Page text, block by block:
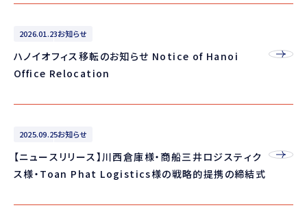
2026.01.23お知らせ
ハノイオフィス移転のお知らせ Notice of Hanoi
Office Relocation
2025.09.25お知らせ
【ニュースリリース】川西倉庫様・商船三井ロジスティク
ス様・Toan Phat Logistics様の戦略的提携の締結式